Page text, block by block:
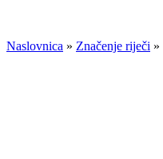
Naslovnica » Značenje riječi »